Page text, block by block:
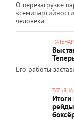
О перезагрузке
человека
Его работы